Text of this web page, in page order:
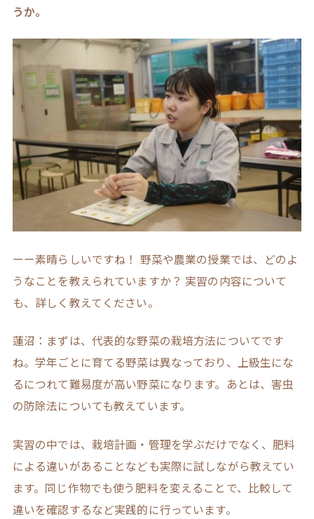
うか。
ーー素晴らしいですね！ 野菜や農業の授業では、どのよ
うなことを教えられていますか？ 実習の内容について
も、詳しく教えてください。
蓮沼：まずは、代表的な野菜の栽培方法についてです
ね。学年ごとに育てる野菜は異なっており、上級生にな
るにつれて難易度が高い野菜になります。あとは、害虫
の防除法についても教えています。
実習の中では、栽培計画・管理を学ぶだけでなく、肥料
による違いがあることなども実際に試しながら教えてい
ます。同じ作物でも使う肥料を変えることで、比較して
違いを確認するなど実践的に行っています。